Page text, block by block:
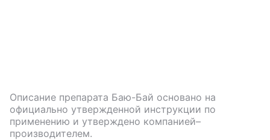
Описание препарата Баю-Бай основано на
официально утвержденной инструкции по
применению и утверждено компанией–
производителем.